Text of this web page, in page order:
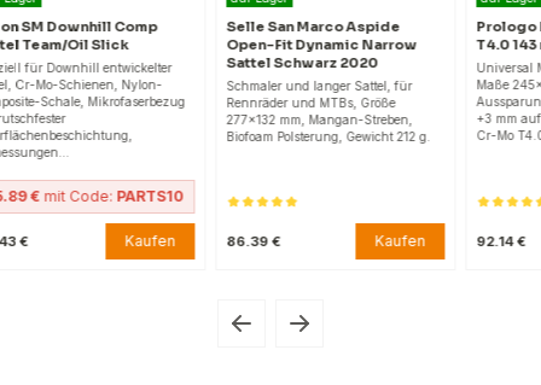
Selle San Marco Aspide
Open-Fit Dynamic Narrow
Sattel Schwarz 2020
Schmaler und langer Sattel, für
Rennräder und MTBs, Größe
277×132 mm, Mangan-Streben,
Biofoam Polsterung, Gewicht 212 g.
Kaufen
Prologo Dimension NDR PAS
T4.0 143 mm Sattel Anthrazit
Universal MTB-Sattel, runde Form,
Maße 245x143 mm, offenes mittiges
Aussparung, zusätzliche Polsterung
+3 mm auf der gesamten Oberfläche,
Cr-Mo T4.0 Streben,…
Kaufen